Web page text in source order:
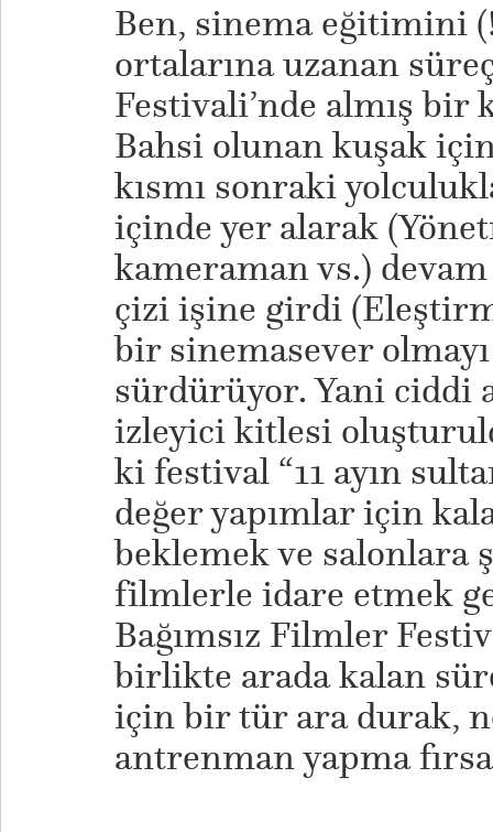
Ben, sinema eğitimini
ortalarına uzanan
Festivali’nde almış
Bahsi olunan kuşak
kısmı sonraki
içinde yer alarak
kameraman vs.)
çizi işine girdi
bir sinemasever
sürdürüyor. Yani ciddi
izleyici kitlesi
ki festival “11 ayın
değer yapımlar için
beklemek ve salonlara
filmlerle idare etmek
Bağımsız Filmler
birlikte arada kalan
için bir tür ara durak,
antrenman yapma